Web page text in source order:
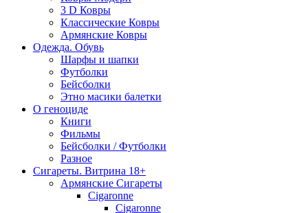
3 D Ковры
Классические Ковры
Армянские Ковры
Одежда. Обувь
Шарфы и шапки
Футболки
Бейсболки
Этно масики балетки
О геноциде
Книги
Фильмы
Бейсболки / Футболки
Разное
Сигареты. Витрина 18+
Армянские Сигареты
Cigaronne
Cigaronne